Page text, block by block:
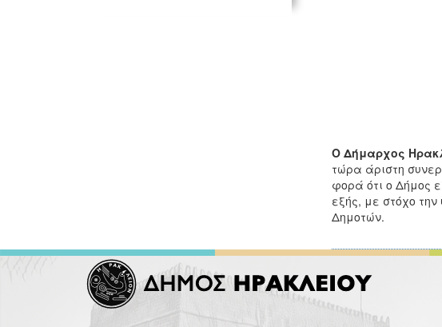
Ο Δήμαρχος
τώρα άριστη
φορά ότι ο Δήμος
εξής, με στόχο
Δημοτών.